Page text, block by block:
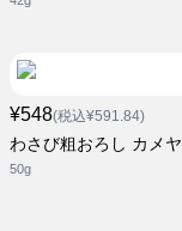
¥548(税込¥591.84)
わさび粗おろし カメヤ
50g